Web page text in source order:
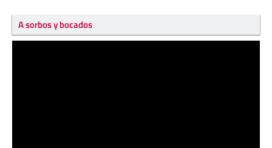
A sorbos y bocados